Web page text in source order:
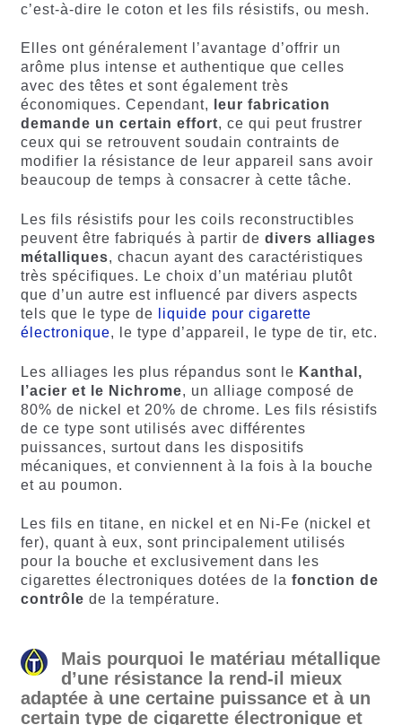
c’est-à-dire le coton et les fils résistifs, ou mesh.
Elles ont généralement l’avantage d’offrir un
arôme plus intense et authentique que celles
avec des têtes et sont également très
économiques. Cependant,
leur fabrication
demande un certain effort, ce qui peut frustrer
ceux qui se retrouvent soudain contraints de
modifier la résistance de leur appareil sans avoir
beaucoup de temps à consacrer à cette tâche.
Les fils résistifs pour les coils reconstructibles
peuvent être fabriqués à partir de divers alliages
métalliques, chacun ayant des caractéristiques
très spécifiques. Le choix d’un matériau plutôt
que d’un autre est influencé par divers aspects
tels que le type de
liquide pour cigarette
électronique, le type d’appareil, le type de tir, etc.
Les alliages les plus répandus sont le Kanthal,
l’acier et le Nichrome, un alliage composé de
80% de nickel et 20% de chrome. Les fils résistifs
de ce type sont utilisés avec différentes
puissances, surtout dans les dispositifs
mécaniques, et conviennent à la fois à la bouche
et au poumon.
Les fils en titane, en nickel et en Ni-Fe (nickel et
fer), quant à eux, sont principalement utilisés
pour la bouche et exclusivement dans les
cigarettes électroniques dotées de la fonction de
contrôle de la température.
Mais pourquoi le matériau métallique
d’une résistance la rend-il mieux
adaptée à une certaine puissance et à un
certain type de cigarette électronique et